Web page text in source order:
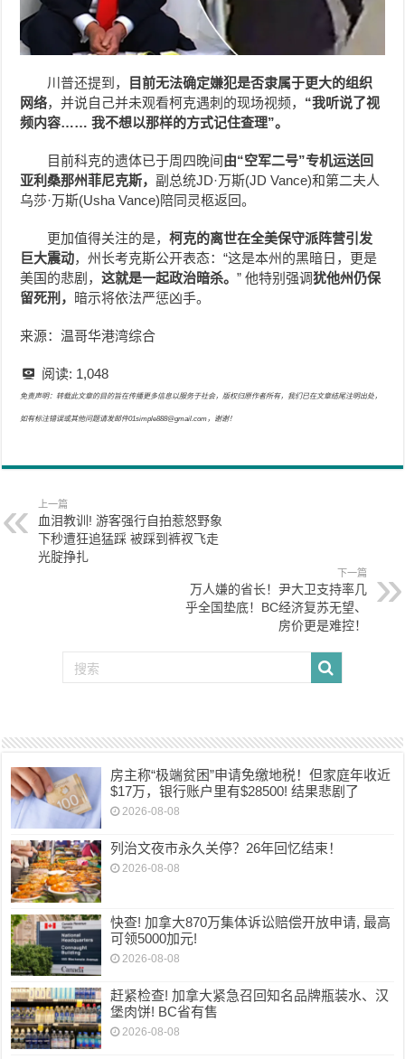
川普还提到，
目前无法确定嫌犯是否隶属于更大的组织
网络，并说自己并未观看柯克遇刺的现场视频， “我听说了视
频内容…… 我不想以那样的方式记住查理”。
目前科克的遗体已于周四晚间由“空军二号”专机运送回
亚利桑那州菲尼克斯，副总统JD·万斯(JD Vance)和第二夫人
乌莎·万斯(Usha Vance)陪同灵柩返回。
更加值得关注的是，柯克的离世在全美保守派阵营引发
巨大震动，州长考克斯公开表态：“这是本州的黑暗日，更是
美国的悲剧，这就是一起政治暗杀。” 他特别强调犹他州仍保
留死刑，
暗示将依法严惩凶手。
来源：温哥华港湾综合
阅读: 1,048
免责声明：转载此文章的目的旨在传播更多信息以服务于社会，版权归原作者所有，我们已在文章结尾注明出处，
如有标注错误或其他问题请发邮件01simple888@gmail.com，谢谢！
上一篇
血泪教训! 游客强行自拍惹怒野象
下秒遭狂追猛踩 被踩到裤衩飞走
光腚挣扎
下一篇
万人嫌的省长！尹大卫支持率几
乎全国垫底！BC经济复苏无望、
房价更是难控！
房主称“极端贫困”申请免缴地税！但家庭年收近
$17万，银行账户里有$28500! 结果悲剧了
2026-08-08
列治文夜市永久关停？26年回忆结束！
2026-08-08
快查! 加拿大870万集体诉讼赔偿开放申请, 最高
可领5000加元!
2026-08-08
赶紧检查! 加拿大紧急召回知名品牌瓶装水、汉
堡肉饼! BC省有售
2026-08-08